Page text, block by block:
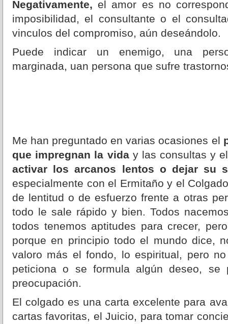
Negativamente, el amor es no
imposibilidad, el consultante o el
vinculos del compromiso, aún deseándolo.
Puede indicar un enemigo, una
marginada, uan persona que sufre
Me han preguntado en varias ocasiones el
que impregnan la viday las consultas y
activar los arcanos lentos o dejar su
especialmente con el Ermitaño y el
de lentitud o de esfuerzo frente a otras
todo le sale rápido y bien. Todos
todos tenemos aptitudes para crecer,
porque en principio todo el mundo dice,
valoro más el fondo, lo espiritual, pero
peticiona o se formula algún deseo, se
preocupación.
El colgado es una carta excelente para
cartas favoritas, el Juicio, para tomar